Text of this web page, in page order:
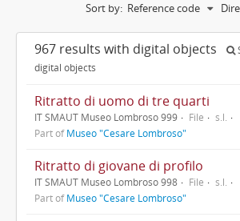
Sort by: Reference code
967 results with digital objects
digital objects
Ritratto di uomo di tre quarti
IT SMAUT Museo Lombroso 999 File
s.l.
Part ofMuseo "Cesare Lombroso"
Ritratto di giovane di profilo
IT SMAUT Museo Lombroso 998 File
s.l.
Part ofMuseo "Cesare Lombroso"